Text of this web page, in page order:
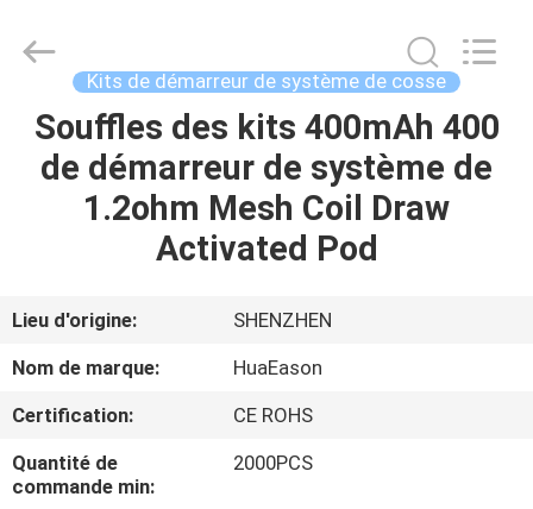
MAISON
PRODUITS
AU
DE
NOUS
Fournisseur.
Copyright
huaeason.com.
Kits de démarreur de système de cosse
Souffles des kits 400mAh 400
de démarreur de système de
1.2ohm Mesh Coil Draw
Activated Pod
Lieu d'origine:
SHENZHEN
Nom de marque:
HuaEason
Certification:
CE ROHS
Quantité de
commande min:
2000PCS